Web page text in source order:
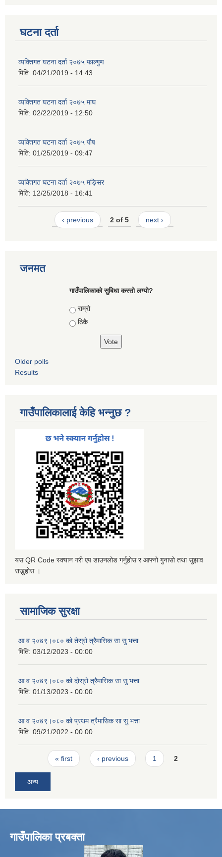
घटना दर्ता
व्यक्तिगत घटना दर्ता २०७५ फाल्गुण
मिति: 04/21/2019 - 14:43
व्यक्तिगत घटना दर्ता २०७५ माघ
मिति: 02/22/2019 - 12:50
व्यक्तिगत घटना दर्ता २०७५ पौष
मिति: 01/25/2019 - 09:47
व्यक्तिगत घटना दर्ता २०७५ मङ्सिर
मिति: 12/25/2018 - 16:41
‹ previous 2 of 5 next ›
जनमत
गाउँपालिकाको सुबिधा कस्तो लग्यो?
Choices
राम्रो
ठिकै
Older polls
Results
गाउँपालिकालाई केहि भन्नुछ ?
यस QR Code स्क्यान गरी एप डाउनलोड गर्नुहोस र आफ्नो गुनासो तथा सुझाव
राख्नुहोस ।
सामाजिक सुरक्षा
आ व २०७९।०८० को तेस्रो त्रैमासिक सा सु भत्ता
मिति: 03/12/2023 - 00:00
आ व २०७९।०८० को दाेस्रो त्रैमासिक सा सु भत्ता
मिति: 01/13/2023 - 00:00
आ व २०७९।०८० को प्रथम त्रैमासिक सा सु भत्ता
मिति: 09/21/2022 - 00:00
Pages« first ‹ previous 1 2
अन्य
गाउँपालिका प्रबक्ता